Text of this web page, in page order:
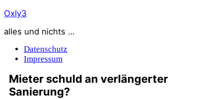
Zum
springen
Oxly3
alles und nichts …
Datenschutz
Impressum
Mieter schuld an verlängerter
Sanierung?